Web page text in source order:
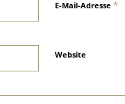
E-Mail-Adresse *
Website